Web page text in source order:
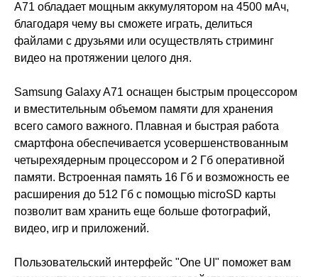
A71 обладает мощным аккумулятором на 4500 мАч,
благодаря чему вы сможете играть, делиться
файлами с друзьями или осуществлять стриминг
видео на протяжении целого дня.
Samsung Galaxy A71 оснащен быстрым процессором
и вместительным объемом памяти для хранения
всего самого важного. Плавная и быстрая работа
смартфона обеспечивается усовершенствованным
четырехядерным процессором и 2 Гб оперативной
памяти. Встроенная память 16 Гб и возможность ее
расширения до 512 Гб с помощью microSD карты
позволит вам хранить еще больше фотографий,
видео, игр и приложений.
Пользовательский интерфейс "One UI" поможет вам